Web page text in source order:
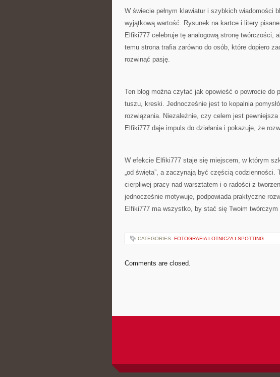
W świecie pełnym klawiatur i szybkich wiadomości
wyjątkową wartość. Rysunek na kartce i litery
Elfiki777 celebruje tę analogową stronę twórczości,
temu strona trafia zarówno do osób, które dopiero
rozwinąć pasję.
Ten blog można czytać jak opowieść o powrocie do
tuszu, kreski. Jednocześnie jest to kopalnia
rozwiązania. Niezależnie, czy celem jest
Elfiki777 daje impuls do działania i pokazuje, że
W efekcie Elfiki777 staje się miejscem, w którym
„od święta”, a zaczynają być częścią codzienności.
cierpliwej pracy nad warsztatem i o radości z
jednocześnie motywuje, podpowiada praktyczne
Elfiki777 ma wszystko, by stać się Twoim twórczym
CATEGORIES: FOTOGRAFIA LOTNICZA I SPOTTING
Comments are closed.